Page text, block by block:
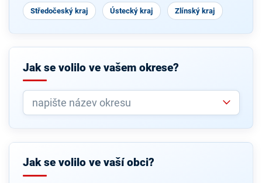
Středočeský kraj Ústecký kraj Zlínský kraj
Jak se volilo ve vašem okrese?
Jak se volilo ve vaší obci?